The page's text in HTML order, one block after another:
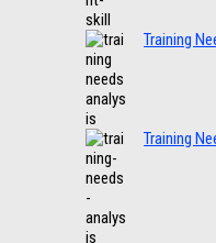
Training
Training